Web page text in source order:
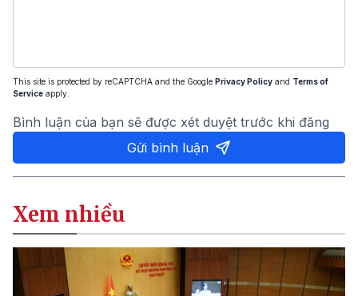
This site is protected by reCAPTCHA and the Google Privacy Policy and Terms of
Service apply.
Bình luận của bạn sẽ được xét duyệt trước khi đăng
Gửi bình luận
Xem nhiều